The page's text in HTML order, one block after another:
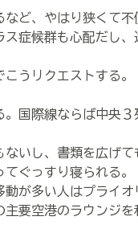
ど、やはり狭くて不
症候群も心配だし
うリクエストする。
国際線ならば中央３
いし、書類を広げて
ぐっすり寝られる。
が多い人はプライオ
要空港のラウンジ